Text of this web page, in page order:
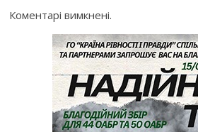
Коментарі вимкнені.